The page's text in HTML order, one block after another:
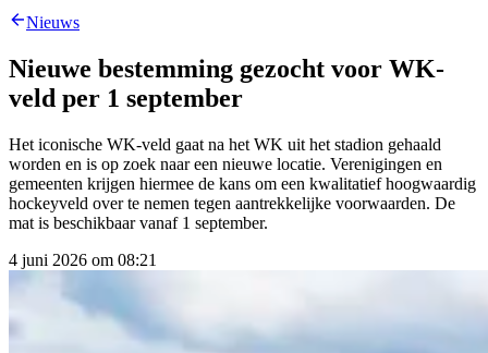
Nieuws
Nieuwe bestemming gezocht voor WK-
veld per 1 september
Het iconische WK-veld gaat na het WK uit het stadion gehaald
worden en is op zoek naar een nieuwe locatie. Verenigingen en
gemeenten krijgen hiermee de kans om een kwalitatief hoogwaardig
hockeyveld over te nemen tegen aantrekkelijke voorwaarden. De
mat is beschikbaar vanaf 1 september.
4 juni 2026 om 08:21